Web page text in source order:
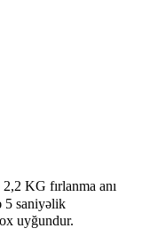
KG fırlanma anı
5 saniyəlik
uyğundur.